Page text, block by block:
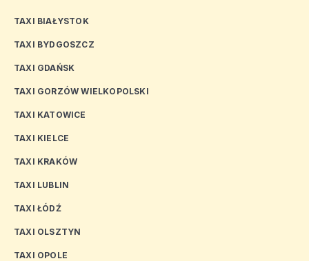
TAXI BIAŁYSTOK
TAXI BYDGOSZCZ
TAXI GDAŃSK
TAXI GORZÓW WIELKOPOLSKI
TAXI KATOWICE
TAXI KIELCE
TAXI KRAKÓW
TAXI LUBLIN
TAXI ŁÓDŹ
TAXI OLSZTYN
TAXI OPOLE